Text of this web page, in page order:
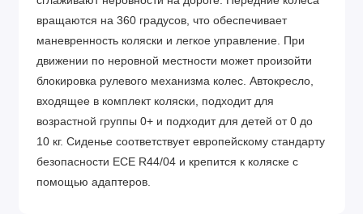
вращаются на 360 градусов, что обеспечивает
маневренность коляски и легкое управление. При
движении по неровной местности может произойти
блокировка рулевого механизма колес. Автокресло,
входящее в комплект коляски, подходит для
возрастной группы 0+ и подходит для детей от 0 до
10 кг. Сиденье соответствует европейскому стандарту
безопасности ECE R44/04 и крепится к коляске с
помощью адаптеров.